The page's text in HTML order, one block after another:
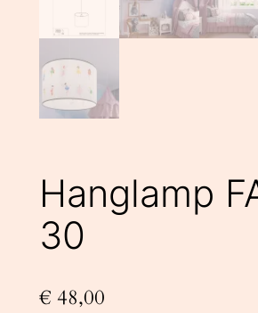
Hanglamp
30
€ 48,00